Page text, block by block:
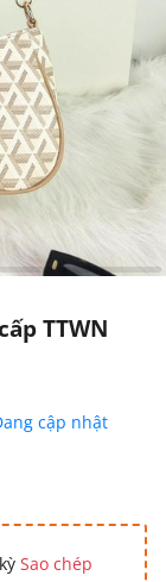
TTWN
cập nhật
Sao chép